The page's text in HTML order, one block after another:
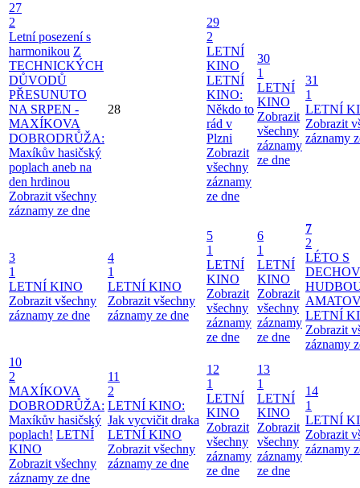
27
2
Letní posezení s
harmonikou Z
TECHNICKÝCH
DŮVODŮ
PŘESUNUTO
NA SRPEN -
MAXÍKOVA
DOBRODRŮŽA:
Maxíkův hasičský
poplach aneb na
den hrdinou
Zobrazit všechny
záznamy ze dne
28
29
2
LETNÍ
KINO
LETNÍ
KINO:
Někdo to
rád v
Plzni
Zobrazit
všechny
záznamy
ze dne
30
1
LETNÍ
KINO
Zobrazit
všechny
záznamy
ze dne
31
1
LETNÍ
Zobrazit
záznamy
3
1
LETNÍ KINO
Zobrazit všechny
záznamy ze dne
4
1
LETNÍ KINO
Zobrazit všechny
záznamy ze dne
5
1
LETNÍ
KINO
Zobrazit
všechny
záznamy
ze dne
6
1
LETNÍ
KINO
Zobrazit
všechny
záznamy
ze dne
7
2
LÉTO S
LETNÍ
Zobrazit
záznamy
10
2
MAXÍKOVA
DOBRODRŮŽA:
Maxíkův hasičský
poplach! LETNÍ
KINO
Zobrazit všechny
záznamy ze dne
11
2
LETNÍ KINO:
Jak vycvičit draka
LETNÍ KINO
Zobrazit všechny
záznamy ze dne
12
1
LETNÍ
KINO
Zobrazit
všechny
záznamy
ze dne
13
1
LETNÍ
KINO
Zobrazit
všechny
záznamy
ze dne
14
1
LETNÍ
Zobrazit
záznamy